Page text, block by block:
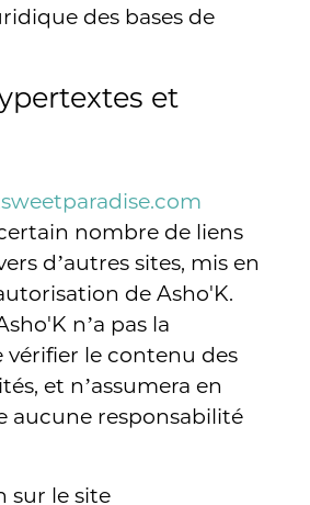
des bases de
et
nombre de liens
d’autres sites, mis en
de Asho'K.
n’a pas la
vérifier le contenu des
et n’assumera en
aucune responsabilité
sur le site